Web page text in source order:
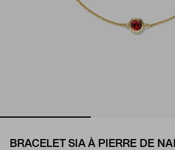
BRACELET SIA À PIERRE DE